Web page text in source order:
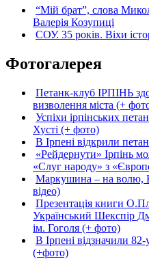
“Мій брат”, слова
Валерія Козупиці
СОУ. 35 років. Віхи
Фотогалерея
Петанк-клуб ІРПІНЬ
визволення міста (+
Успіхи ірпінських
Хусті (+ фото)
В Ірпені відкрили
«Рейдернути» Ірпінь
«Слуг народу» з
Маркушина – на волю,
відео)
Презентація книги
Український Шекспір
ім. Гоголя (+ фото)
В Ірпені відзначили
(+фото)